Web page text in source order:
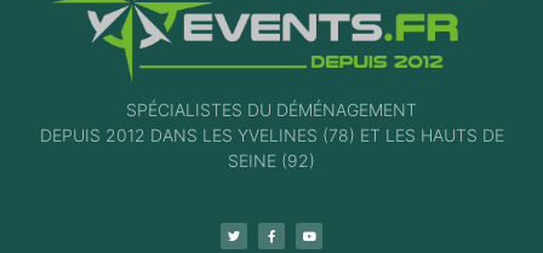
SPÉCIALISTES DU DÉMÉNAGEMENT
DEPUIS 2012 DANS LES YVELINES (78) ET LES HAUTS DE
SEINE (92)